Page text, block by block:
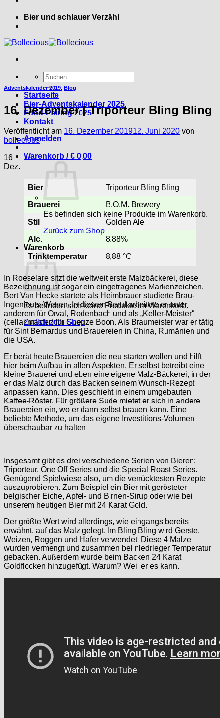
Bier und schlauer Verzähl
Suche
nach:
Startseite
Bier-Adventskalender 2025
Food-Pairing 2025
Kontakt
Anmelden
Warenkorb /€ 0,00
Es befinden sich keine Produkte im Warenkorb.
Zurück zum Shop
Warenkorb
Es befinden sich keine Produkte im Warenkorb.
Zurück zum Shop
Adventskalender 2019, Blog
16. Dezember | Triporteur Bling Bling
Veröffentlicht am 16. Dezember 201912. Juni 2020 von
bollecious
16
Dez.
Bier Triporteur Bling Bling
Brauerei B.O.M. Brewery
Stil Golden Ale
Alc. 8.88%
Trinktemperatur 8,88 °C
In Roeselare sitzt die weltweit erste Malzbäckerei, diese
Bezeichnung ist sogar ein eingetragenes Markenzeichen.
Bert Van Hecke startete als Heimbrauer studierte Brau-
Ingenieurs-Wesen. In diesem Beruf arbeitete er unter
anderem für Orval, Rodenbach und als „Keller-Meister“
(cellar master) für Gueuze Boon. Als Braumeister war er tätig
für Sint Bernardus und Brauereien in China, Rumänien und
die USA.
Er berät heute Brauereien die neu starten wollen und hilft
hier beim Aufbau in allen Aspekten. Er selbst betreibt eine
kleine Brauerei und eben eine eigene Malz-Bäckerei, in der
er das Malz durch das Backen seinem Wunsch-Rezept
anpassen kann. Dies geschieht in einem umgebauten
Kaffee-Röster. Für größere Sude mietet er sich in andere
Brauereien ein, wo er dann selbst brauen kann. Eine
beliebte Methode, um das eigene Investitions-Volumen
überschaubar zu halten
Insgesamt gibt es drei verschiedene Serien von Bieren:
Triporteur, One Off Series und die Special Roast Series.
Genügend Spielwiese also, um die verrücktesten Rezepte
auszuprobieren. Zum Beispiel ein Bier mit gerösteter
belgischer Eiche, Apfel- und Birnen-Sirup oder wie bei
unserem heutigen Bier mit 24 Karat Gold.
Der größte Wert wird allerdings, wie eingangs bereits
erwähnt, auf das Malz gelegt. Im Bling Bling wird Gerste,
Weizen, Roggen und Hafer verwendet. Diese 4 Malze
wurden vermengt und zusammen bei niedrieger Temperatur
gebacken. Außerdem wurde beim Backen 24 Karat
Goldflocken hinzugefügt. Warum? Weil er es kann.